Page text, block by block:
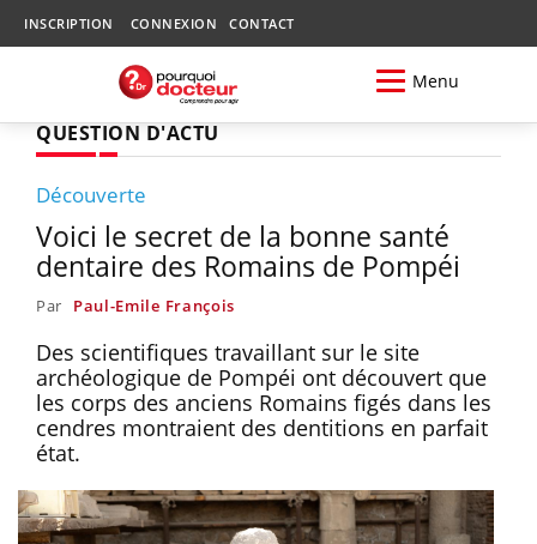
INSCRIPTION CONNEXION CONTACT
Menu
QUESTION D'ACTU
Découverte
Voici le secret de la bonne santé
dentaire des Romains de Pompéi
Par Paul-Emile François
Des scientifiques travaillant sur le site
archéologique de Pompéi ont découvert que
les corps des anciens Romains figés dans les
cendres montraient des dentitions en parfait
état.